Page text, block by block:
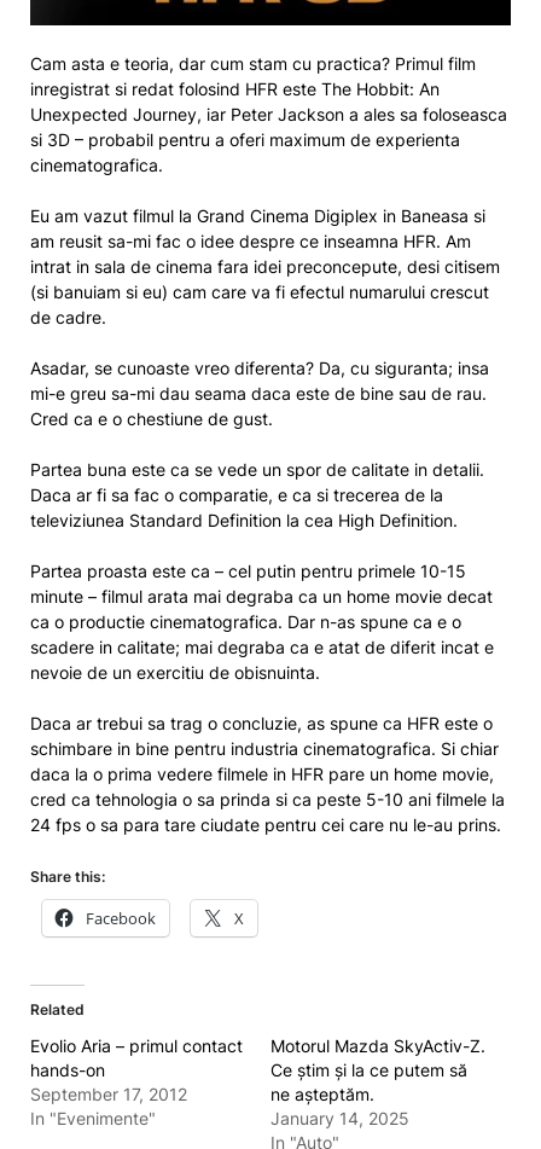
Cam asta e teoria, dar cum stam cu practica? Primul film
inregistrat si redat folosind HFR este The Hobbit: An
Unexpected Journey, iar Peter Jackson a ales sa foloseasca
si 3D – probabil pentru a oferi maximum de experienta
cinematografica.
Eu am vazut filmul la Grand Cinema Digiplex in Baneasa si
am reusit sa-mi fac o idee despre ce inseamna HFR. Am
intrat in sala de cinema fara idei preconcepute, desi citisem
(si banuiam si eu) cam care va fi efectul numarului crescut
de cadre.
Asadar, se cunoaste vreo diferenta? Da, cu siguranta; insa
mi-e greu sa-mi dau seama daca este de bine sau de rau.
Cred ca e o chestiune de gust.
Partea buna este ca se vede un spor de calitate in detalii.
Daca ar fi sa fac o comparatie, e ca si trecerea de la
televiziunea Standard Definition la cea High Definition.
Partea proasta este ca – cel putin pentru primele 10-15
minute – filmul arata mai degraba ca un home movie decat
ca o productie cinematografica. Dar n-as spune ca e o
scadere in calitate; mai degraba ca e atat de diferit incat e
nevoie de un exercitiu de obisnuinta.
Daca ar trebui sa trag o concluzie, as spune ca HFR este o
schimbare in bine pentru industria cinematografica. Si chiar
daca la o prima vedere filmele in HFR pare un home movie,
cred ca tehnologia o sa prinda si ca peste 5-10 ani filmele la
24 fps o sa para tare ciudate pentru cei care nu le-au prins.
Share this:
Facebook X
Related
Evolio Aria – primul contact
hands-on
September 17, 2012
In "Evenimente"
Motorul Mazda SkyActiv-Z.
Ce știm și la ce putem să
ne așteptăm.
January 14, 2025
In "Auto"